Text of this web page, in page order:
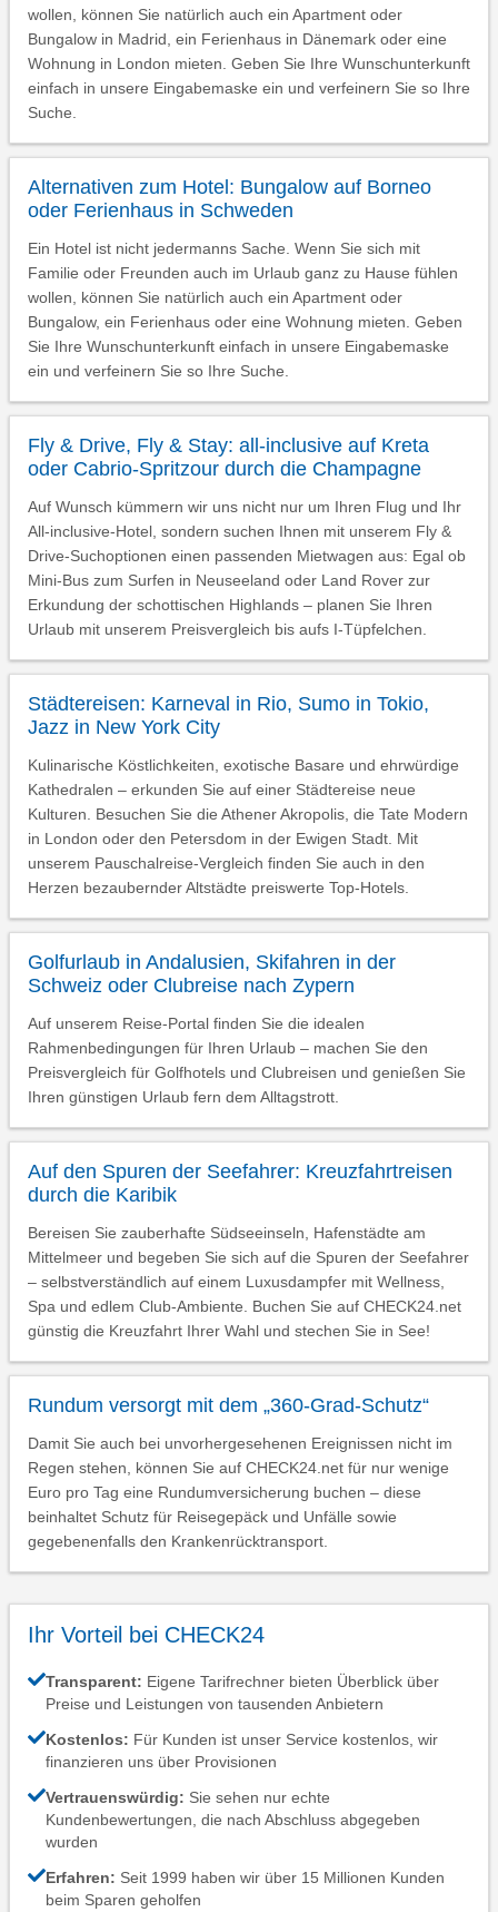
wollen, können Sie natürlich auch ein Apartment oder
Bungalow in Madrid, ein Ferienhaus in Dänemark oder eine
Wohnung in London mieten. Geben Sie Ihre Wunschunterkunft
einfach in unsere Eingabemaske ein und verfeinern Sie so Ihre
Suche.
Alternativen zum Hotel: Bungalow auf Borneo
oder Ferienhaus in Schweden
Ein Hotel ist nicht jedermanns Sache. Wenn Sie sich mit
Familie oder Freunden auch im Urlaub ganz zu Hause fühlen
wollen, können Sie natürlich auch ein Apartment oder
Bungalow, ein Ferienhaus oder eine Wohnung mieten. Geben
Sie Ihre Wunschunterkunft einfach in unsere Eingabemaske
ein und verfeinern Sie so Ihre Suche.
Fly & Drive, Fly & Stay: all-inclusive auf Kreta
oder Cabrio-Spritzour durch die Champagne
Auf Wunsch kümmern wir uns nicht nur um Ihren Flug und Ihr
All-inclusive-Hotel, sondern suchen Ihnen mit unserem Fly &
Drive-Suchoptionen einen passenden Mietwagen aus: Egal ob
Mini-Bus zum Surfen in Neuseeland oder Land Rover zur
Erkundung der schottischen Highlands – planen Sie Ihren
Urlaub mit unserem Preisvergleich bis aufs I-Tüpfelchen.
Städtereisen: Karneval in Rio, Sumo in Tokio,
Jazz in New York City
Kulinarische Köstlichkeiten, exotische Basare und ehrwürdige
Kathedralen – erkunden Sie auf einer Städtereise neue
Kulturen. Besuchen Sie die Athener Akropolis, die Tate Modern
in London oder den Petersdom in der Ewigen Stadt. Mit
unserem Pauschalreise-Vergleich finden Sie auch in den
Herzen bezaubernder Altstädte preiswerte Top-Hotels.
Golfurlaub in Andalusien, Skifahren in der
Schweiz oder Clubreise nach Zypern
Auf unserem Reise-Portal finden Sie die idealen
Rahmenbedingungen für Ihren Urlaub – machen Sie den
Preisvergleich für Golfhotels und Clubreisen und genießen Sie
Ihren günstigen Urlaub fern dem Alltagstrott.
Auf den Spuren der Seefahrer: Kreuzfahrtreisen
durch die Karibik
Bereisen Sie zauberhafte Südseeinseln, Hafenstädte am
Mittelmeer und begeben Sie sich auf die Spuren der Seefahrer
– selbstverständlich auf einem Luxusdampfer mit Wellness,
Spa und edlem Club-Ambiente. Buchen Sie auf CHECK24.net
günstig die Kreuzfahrt Ihrer Wahl und stechen Sie in See!
Rundum versorgt mit dem „360-Grad-Schutz“
Damit Sie auch bei unvorhergesehenen Ereignissen nicht im
Regen stehen, können Sie auf CHECK24.net für nur wenige
Euro pro Tag eine Rundumversicherung buchen – diese
beinhaltet Schutz für Reisegepäck und Unfälle sowie
gegebenenfalls den Krankenrücktransport.
Ihr Vorteil bei CHECK24
Transparent: Eigene Tarifrechner bieten Überblick über
Preise und Leistungen von tausenden Anbietern
Kostenlos: Für Kunden ist unser Service kostenlos, wir
finanzieren uns über Provisionen
Vertrauenswürdig: Sie sehen nur echte
Kundenbewertungen, die nach Abschluss abgegeben
wurden
Erfahren: Seit 1999 haben wir über 15 Millionen Kunden
beim Sparen geholfen